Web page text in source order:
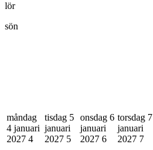
lör
sön
måndag
4 januari
2027 4
tisdag 5
januari
2027 5
onsdag 6
januari
2027 6
torsdag 7
januari
2027 7